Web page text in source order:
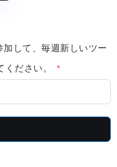
して、毎週新しいツー
ださい。